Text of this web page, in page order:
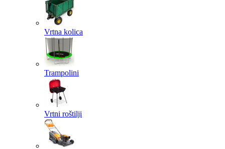
Vrtna kolica
Trampolini
Vrtni roštilji